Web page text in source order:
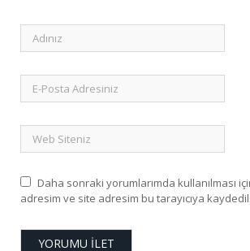
Daha sonraki yorumlarımda kullanılması
adresim ve site adresim bu tarayıcıya